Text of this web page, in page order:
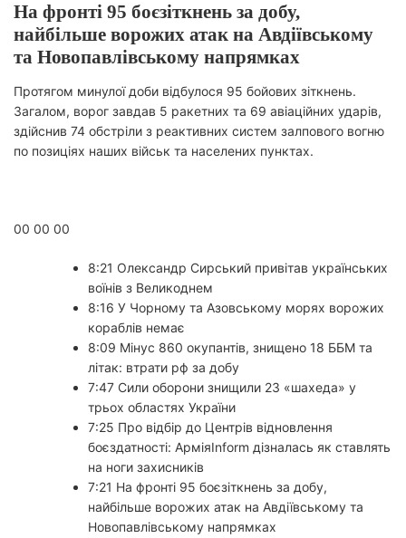
На фронті 95 боєзіткнень за добу,
найбільше ворожих атак на Авдіївському
та Новопавлівському напрямках
Протягом минулої доби відбулося 95 бойових зіткнень.
Загалом, ворог завдав 5 ракетних та 69 авіаційних ударів,
здійснив 74 обстріли з реактивних систем залпового вогню
по позиціях наших військ та населених пунктах.
00 00 00
8:21 Олександр Сирський привітав українських
воїнів з Великоднем
8:16 У Чорному та Азовському морях ворожих
кораблів немає
8:09 Мінус 860 окупантів, знищено 18 ББМ та
літак: втрати рф за добу
7:47 Сили оборони знищили 23 «шахеда» у
трьох областях України
7:25 Про відбір до Центрів відновлення
боєздатності: АрміяInform дізналась як ставлять
на ноги захисників
7:21 На фронті 95 боєзіткнень за добу,
найбільше ворожих атак на Авдіївському та
Новопавлівському напрямках